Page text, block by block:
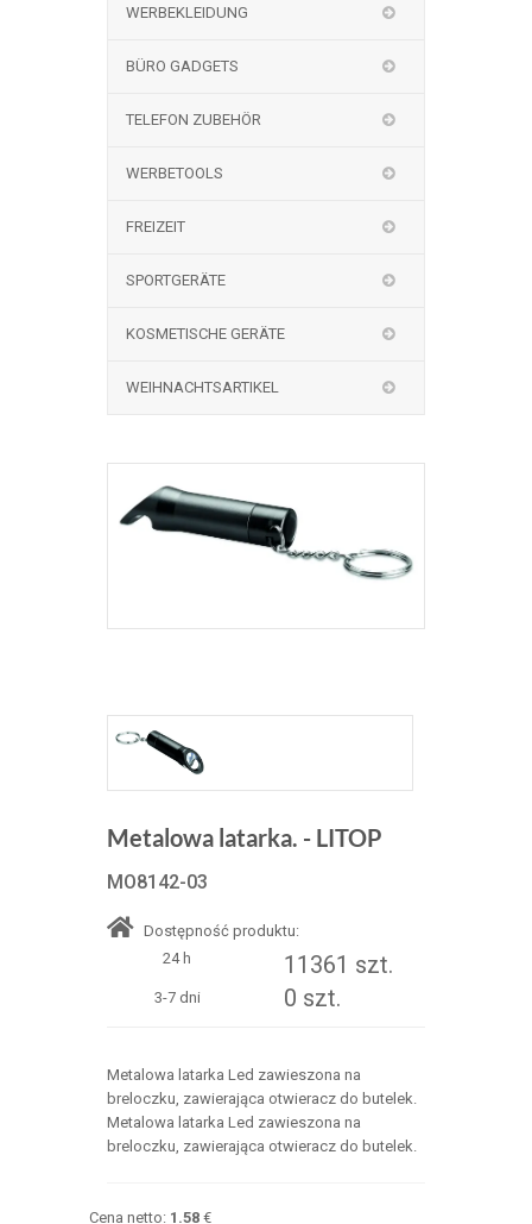
WERBEKLEIDUNG
BÜRO GADGETS
TELEFON ZUBEHÖR
WERBETOOLS
FREIZEIT
SPORTGERÄTE
KOSMETISCHE GERÄTE
WEIHNACHTSARTIKEL
Metalowa latarka. - LITOP
MO8142-03
Dostępność produktu:
24 h
11361 szt.
3-7 dni 0 szt.
Metalowa latarka Led zawieszona na
breloczku, zawierająca otwieracz do butelek.
Metalowa latarka Led zawieszona na
breloczku, zawierająca otwieracz do butelek.
Cena netto: 1.58€